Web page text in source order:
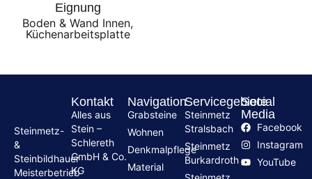
Eignung
Boden & Wand Innen,
Küchenarbeitsplatte
Steinmetz-
&
Steinbildhauer
Meisterbetrieb
Kontakt
Alles aus
Stein –
Schlereth
GmbH & Co.
KG
Navigation
Grabsteine
Wohnen
Denkmalpflege
Material
Servicegebiete
Steinmetz
Stralsbach
Steinmetz
Burkardroth
Social
Media
Facebook
Instagram
YouTube